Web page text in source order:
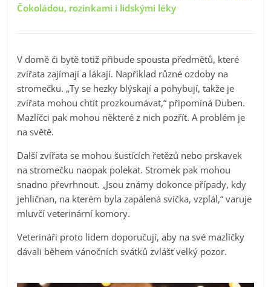
Čokoládou, rozinkami i lidskými léky
V domě či bytě totiž přibude spousta předmětů, které
zvířata zajímají a lákají. Například různé ozdoby na
stromečku. „Ty se hezky blýskají a pohybují, takže je
zvířata mohou chtít prozkoumávat,“ připomíná Duben.
Mazlíčci pak mohou některé z nich pozřít. A problém je
na světě.
Další zvířata se mohou šustících řetězů nebo prskavek
na stromečku naopak polekat. Stromek pak mohou
snadno převrhnout. „Jsou známy dokonce případy, kdy
jehličnan, na kterém byla zapálená svíčka, vzplál,“ varuje
mluvčí veterinární komory.
Veterináři proto lidem doporučují, aby na své mazlíčky
dávali během vánočních svátků zvlášť velký pozor.